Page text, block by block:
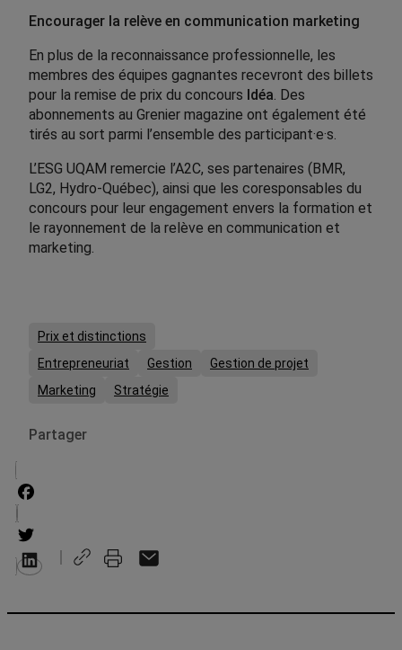
Encourager la relève en communication marketing
En plus de la reconnaissance professionnelle, les
membres des équipes gagnantes recevront des billets
pour la remise de prix du concours Idéa. Des
abonnements au Grenier magazine ont également été
tirés au sort parmi l’ensemble des participant·e·s.
L’ESG UQAM remercie l’A2C, ses partenaires (BMR,
LG2, Hydro-Québec), ainsi que les coresponsables du
concours pour leur engagement envers la formation et
le rayonnement de la relève en communication et
marketing.
Prix et distinctions
Entrepreneuriat
Gestion
Gestion de projet
Marketing
Stratégie
Partager
Facebook
Twitter